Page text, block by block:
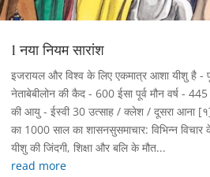
1 नया नियम सारांश
इजरायल और विश्व के लिए एकमात्र आशा यीशु है -
नेताबेबीलोन की कैद - 600 ईसा पूर्व मौन वर्ष - 445
की आयु - ईस्वी 30 उत्साह / क्लेश / दूसरा आना
का 1000 साल का शासनसुसमाचार: विभिन्न विचार
यीशु की जिंदगी, शिक्षा और बलि के मौत...
read more